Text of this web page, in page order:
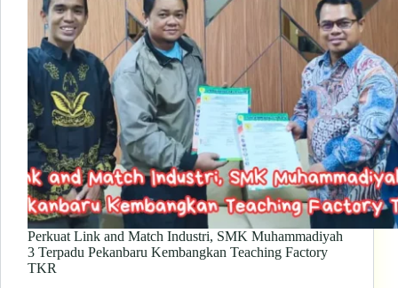
Perkuat Link and Match Industri, SMK Muhammadiyah
3 Terpadu Pekanbaru Kembangkan Teaching Factory
TKR